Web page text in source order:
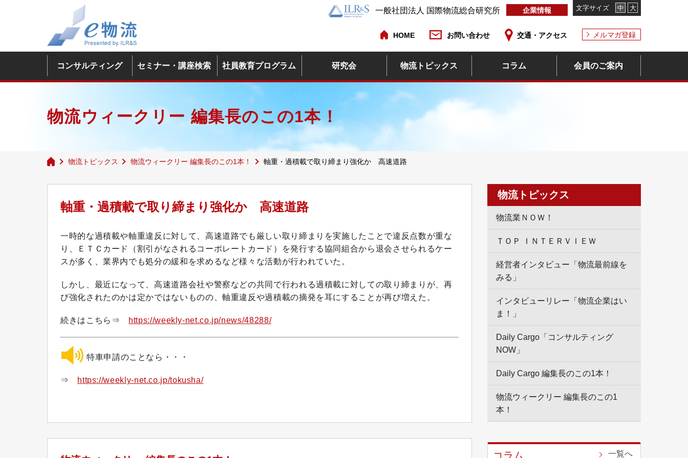
一般社団法人 国際物流総合研究所 企業情報 文字サイズ 中 大
HOME お問い合わせ 交通・アクセス メルマガ登録
コンサルティング セミナー・講座検索 社員教育プログラム 研究会 物流トピックス コラム 会員のご案内
物流ウィークリー 編集長のこの1本！
物流トピックス 物流ウィークリー 編集長のこの1本！ 軸重・過積載で取り締まり強化か 高速道路
軸重・過積載で取り締まり強化か 高速道路
一時的な過積載や軸重違反に対して、高速道路でも厳しい取り締まりを実施したことで違反点数が重な
り、ＥＴＣカード（割引がなされるコーポレートカード）を発行する協同組合から退会させられるケー
スが多く、業界内でも処分の緩和を求めるなど様々な活動が行われていた。
しかし、最近になって、高速道路会社や警察などの共同で行われる過積載に対しての取り締まりが、再
び強化されたのかは定かではないものの、軸重違反や過積載の摘発を耳にすることが再び増えた。
続きはこちら⇒ https://weekly-net.co.jp/news/48288/
特車申請のことなら・・・
⇒ https://weekly-net.co.jp/tokusha/
物流トピックス
物流業ＮＯＷ！
ＴＯＰ ＩＮＴＥＲＶＩＥＷ
経営者インタビュー「物流最前線を
みる」
インタビューリレー「物流企業はい
ま！」
Daily Cargo「コンサルティング
NOW」
Daily Cargo 編集長のこの1本！
物流ウィークリー 編集長のこの1
本！
コラム 一覧へ